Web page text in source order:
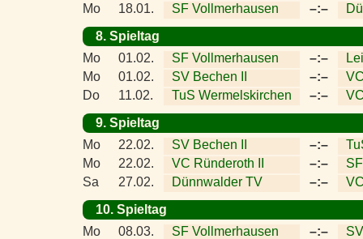
Mo
18.01. SF Vollmerhausen –:–
8. Spieltag
Mo
01.02. SF Vollmerhausen –:–
Mo
01.02. SV Bechen II –:–
Do
11.02. TuS Wermelskirchen –:–
9. Spieltag
Mo
22.02. SV Bechen II –:–
Mo
22.02. VC Ründeroth II –:–
Sa
27.02. Dünnwalder TV –:–
10. Spieltag
Mo
08.03. SF Vollmerhausen –:–